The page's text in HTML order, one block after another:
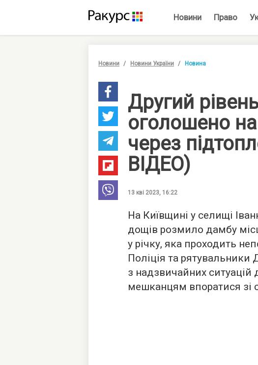
Новини Право
Новини Новини України Новина
Другий
оголошено
через
ВІДЕО)
13 кві 2023, 16:22
На Київщині у селищі
дощів розмило дамбу
у річку, яка проходить
Поліція та рятувальники
з надзвичайних
мешканцям впоратися зі